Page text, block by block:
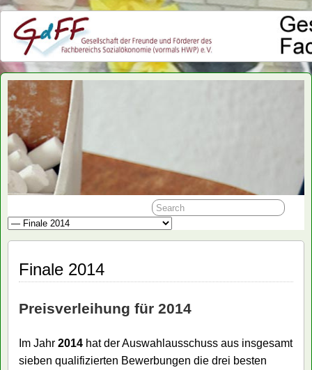
GdFF
Finale 2014
Preisverleihung für 2014
Im Jahr 2014 hat der Auswahlausschuss aus insgesamt
sieben qualifizierten Bewerbungen die drei besten